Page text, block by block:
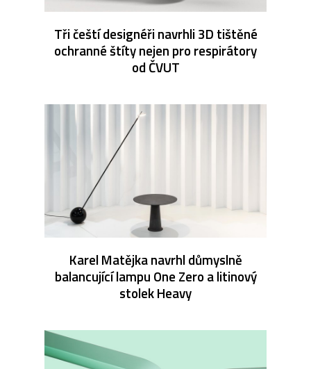
Tři čeští designéři navrhli 3D tištěné
ochranné štíty nejen pro respirátory
od ČVUT
Karel Matějka navrhl důmyslně
balancující lampu One Zero a litinový
stolek Heavy